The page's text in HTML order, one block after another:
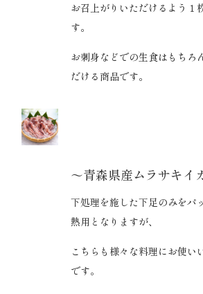
お召上がりいただけるよう１
す。
お刺身などでの生食はもちろ
だける商品です。
～青森県産ムラサキイ
下処理を施した下足のみをパ
熱用となりますが、
こちらも様々な料理にお使い
です。